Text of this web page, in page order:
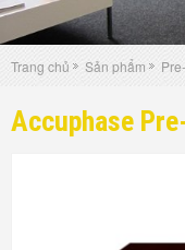
Trang chủ Sản phẩm
Accuphase